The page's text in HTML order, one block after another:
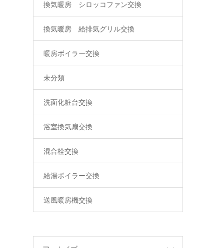
換気暖房 シロッコファン交換
換気暖房 給排気グリル交換
暖房ボイラー交換
未分類
洗面化粧台交換
浴室換気扇交換
混合栓交換
給湯ボイラー交換
送風暖房機交換